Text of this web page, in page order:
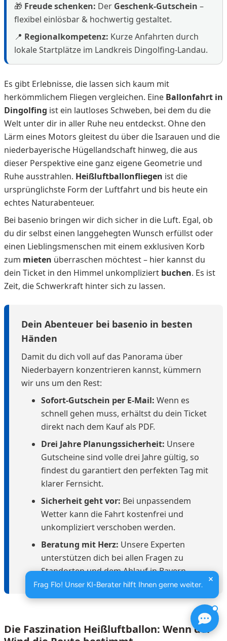
🎁 Freude schenken: Der Geschenk-Gutschein –
flexibel einlösbar & hochwertig gestaltet.
📍 Regionalkompetenz: Kurze Anfahrten durch
lokale Startplätze im Landkreis Dingolfing-Landau.
Es gibt Erlebnisse, die lassen sich kaum mit
herkömmlichem Fliegen vergleichen. Eine Ballonfahrt in
Dingolfing ist ein lautloses Schweben, bei dem du die
Welt unter dir in aller Ruhe neu entdeckst. Ohne den
Lärm eines Motors gleitest du über die Isarauen und die
niederbayerische Hügellandschaft hinweg, die aus
dieser Perspektive eine ganz eigene Geometrie und
Ruhe ausstrahlen. Heißluftballonfliegen ist die
ursprünglichste Form der Luftfahrt und bis heute ein
echtes Naturabenteuer.
Bei basenio bringen wir dich sicher in die Luft. Egal, ob
du dir selbst einen langgehegten Wunsch erfüllst oder
einen Lieblingsmenschen mit einem exklusiven Korb
zum mieten überraschen möchtest – hier kannst du
dein Ticket in den Himmel unkompliziert buchen. Es ist
Zeit, die Schwerkraft hinter sich zu lassen.
Dein Abenteuer bei basenio in besten
Händen
Damit du dich voll auf das Panorama über
Niederbayern konzentrieren kannst, kümmern
wir uns um den Rest:
Sofort-Gutschein per E-Mail: Wenn es
schnell gehen muss, erhältst du dein Ticket
direkt nach dem Kauf als PDF.
Drei Jahre Planungssicherheit: Unsere
Gutscheine sind volle drei Jahre gültig, so
findest du garantiert den perfekten Tag mit
klarer Fernsicht.
Sicherheit geht vor: Bei unpassendem
Wetter kann die Fahrt kostenfrei und
unkompliziert verschoben werden.
Beratung mit Herz: Unsere Experten
unterstützen dich bei allen Fragen zu
Standorten und dem Ablauf in Bayern.
Die Faszination Heißluftballon: Wenn der
Frag Flo! Unser KI-Berater hilft Ihnen gerne weiter.